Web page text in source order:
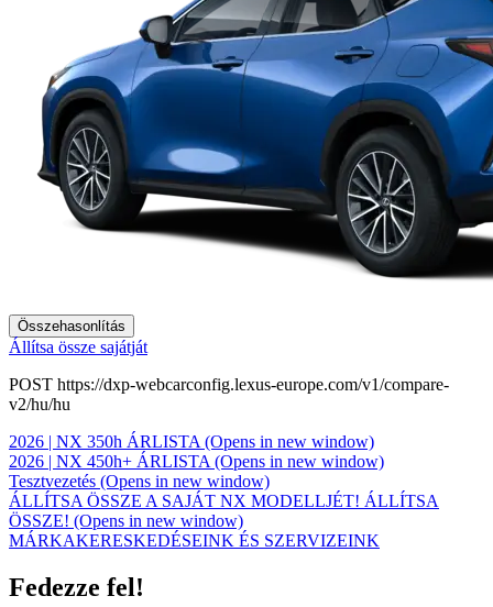
Összehasonlítás
Állítsa össze sajátját
POST https://dxp-webcarconfig.lexus-europe.com/v1/compare-
v2/hu/hu
2026 | NX 350h ÁRLISTA (Opens in new window)
2026 | NX 450h+ ÁRLISTA (Opens in new window)
Tesztvezetés (Opens in new window)
ÁLLÍTSA ÖSSZE A SAJÁT NX MODELLJÉT! ÁLLÍTSA
ÖSSZE! (Opens in new window)
MÁRKAKERESKEDÉSEINK ÉS SZERVIZEINK
Fedezze fel!